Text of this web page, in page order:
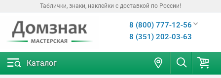
Таблички, знаки, наклейки с доставкой по России!
8 (800) 777-12-56
8 (351) 202-03-63
Каталог